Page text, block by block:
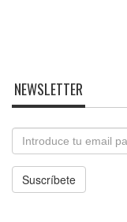
NEWSLETTER
Email
Suscríbete